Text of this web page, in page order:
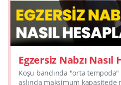
Egzersiz Nabzı Nasıl
Koşu bandında "orta
aslında maksimum kapasitede